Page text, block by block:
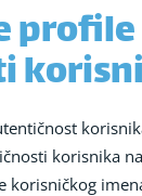
korisnika